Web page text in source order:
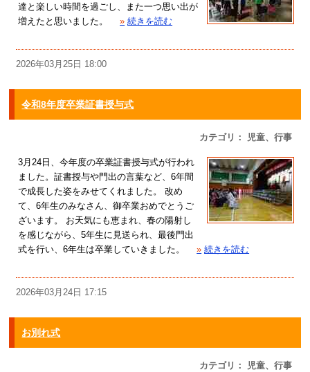
達と楽しい時間を過ごし、また一つ思い出が
増えたと思いました。
» 続きを読む
2026年03月25日 18:00
令和8年度卒業証書授与式
カテゴリ： 児童、行事
3月24日、今年度の卒業証書授与式が行われ
ました。証書授与や門出の言葉など、6年間
で成長した姿をみせてくれました。 改め
て、6年生のみなさん、御卒業おめでとうご
ざいます。 お天気にも恵まれ、春の陽射し
を感じながら、5年生に見送られ、最後門出
式を行い、6年生は卒業していきました。
» 続きを読む
2026年03月24日 17:15
お別れ式
カテゴリ： 児童、行事